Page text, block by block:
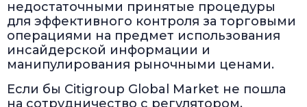
недостаточными принятые процедуры
для эффективного контроля за торговыми
операциями на предмет использования
инсайдерской информации и
манипулирования рыночными ценами.
Если бы Citigroup Global Market не пошла
на сотрудничество с регулятором,